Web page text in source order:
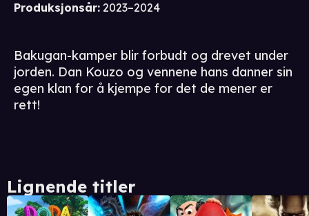
Produksjonsår: 2023–2024
Bakugan-kamper blir forbudt og drevet under
jorden. Dan Kouzo og vennene hans danner sin
egen klan for å kjempe for det de mener er
rett!
Lignende titler